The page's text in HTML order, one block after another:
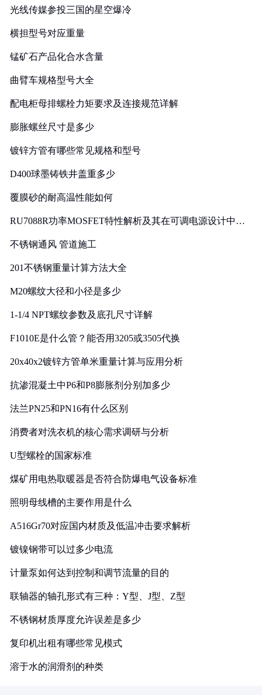
光线传媒参投三国的星空爆冷
横担型号对应重量
锰矿石产品化合水含量
曲臂车规格型号大全
配电柜母排螺栓力矩要求及连接规范详解
膨胀螺丝尺寸是多少
镀锌方管有哪些常见规格和型号
D400球墨铸铁井盖重多少
覆膜砂的耐高温性能如何
RU7088R功率MOSFET特性解析及其在可调电源设计中的
不锈钢通风 管道施工
201不锈钢重量计算方法大全
M20螺纹大径和小径是多少
1-1/4 NPT螺纹参数及底孔尺寸详解
F1010E是什么管？能否用3205或3505代换
20x40x2镀锌方管单米重量计算与应用分析
抗渗混凝土中P6和P8膨胀剂分别加多少
法兰PN25和PN16有什么区别
消费者对洗衣机的核心需求调研与分析
U型螺栓的国家标准
煤矿用电热取暖器是否符合防爆电气设备标准
照明母线槽的主要作用是什么
A516Gr70对应国内材质及低温冲击要求解析
镀镍钢带可以过多少电流
计量泵如何达到控制和调节流量的目的
联轴器的轴孔形式有三种：Y型、J型、Z型
不锈钢材质厚度允许误差是多少
复印机出租有哪些常见模式
溶于水的润滑剂的种类